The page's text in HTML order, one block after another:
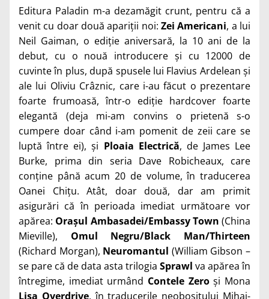
Editura Paladin m-a dezamăgit crunt, pentru că a
venit cu doar două apariții noi: Zei Americani, a lui
Neil Gaiman, o ediție aniversară, la 10 ani de la
debut, cu o nouă introducere și cu 12000 de
cuvinte în plus, după spusele lui Flavius Ardelean și
ale lui Oliviu Crâznic, care i-au făcut o prezentare
foarte frumoasă, într-o ediție hardcover foarte
elegantă (deja mi-am convins o prietenă s-o
cumpere doar când i-am pomenit de zeii care se
luptă între ei), și Ploaia Electrică, de James Lee
Burke, prima din seria Dave Robicheaux, care
conține până acum 20 de volume, în traducerea
Oanei Chițu. Atât, doar două, dar am primit
asigurări că în perioada imediat următoare vor
apărea: Orașul Ambasadei/Embassy Town (China
Mieville), Omul Negru/Black Man/Thirteen
(Richard Morgan), Neuromantul (William Gibson –
se pare că de data asta trilogia Sprawl va apărea în
întregime, imediat urmând Contele Zeroși Mona
Lisa Overdrive, în traducerile neobositului Mihai-